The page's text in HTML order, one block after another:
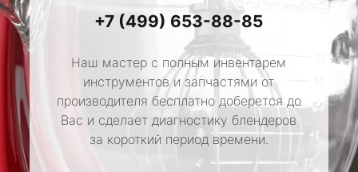
+7 (499) 653-88-85
Наш мастер с полным инвентарем
инструментов и запчастями от
производителя бесплатно доберется до
Вас и сделает диагностику блендеров
за короткий период времени.